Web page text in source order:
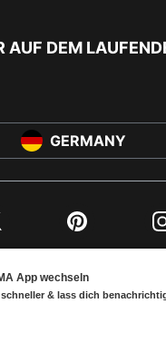
AUF DEM
GERMANY
Pinterest
GMBH, 2026. ALLE
IMPRESSUM UND